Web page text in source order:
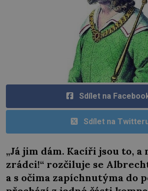
Sdílet na
Sdílet na
„Já jim dám. Kacíři jsou to, a
zrádci!“ rozčiluje se
a s očima zapíchnutýma do